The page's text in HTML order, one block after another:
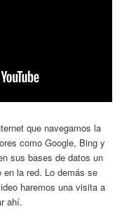
que navegamos la
como Google, Bing y
sus bases de datos un
la red. Lo demás se
haremos una visita a
ahí.